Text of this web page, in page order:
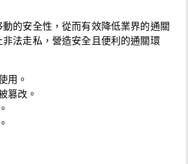
的安全性，從而有效降低業界的通關
法走私，營造安全且便利的通關環
用。
篡改。